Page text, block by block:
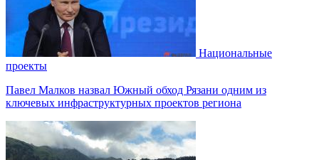
Национальные
проекты
Павел Малков назвал Южный обход Рязани одним из
ключевых инфраструктурных проектов региона